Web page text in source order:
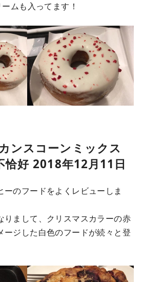
ムも入ってます！
ンスコーンミックス
恰好 2018年12月11日
ーのフードをよくレビューしま
りまして、クリスマスカラーの赤
ージした白色のフードが続々と登